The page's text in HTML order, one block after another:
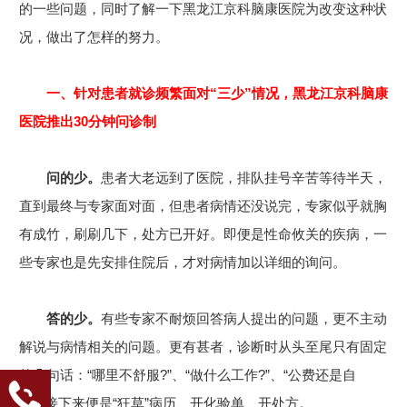
的一些问题，同时了解一下黑龙江京科脑康医院为改变这种状
况，做出了怎样的努力。
一、针对患者就诊频繁面对“三少”情况，黑龙江京科脑康
医院推出30分钟问诊制
问的少。 患者大老远到了医院，排队挂号辛苦等待半天，
直到最终与专家面对面，但患者病情还没说完，专家似乎就胸
有成竹，刷刷几下，处方已开好。即便是性命攸关的疾病，一
些专家也是先安排住院后，才对病情加以详细的询问。
答的少。 有些专家不耐烦回答病人提出的问题，更不主动
解说与病情相关的问题。更有甚者，诊断时从头至尾只有固定
的几句话：“哪里不舒服?”、“做什么工作?”、“公费还是自
费?”接下来便是“狂草”病历、开化验单、开处方。